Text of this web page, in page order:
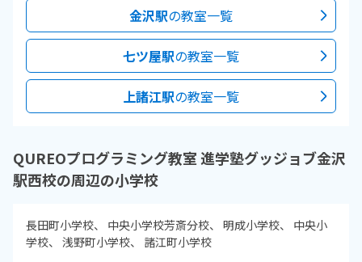
金沢駅の教室一覧
七ツ屋駅の教室一覧
上諸江駅の教室一覧
QUREOプログラミング教室 進学塾グッジョブ金沢
駅西校の周辺の小学校
長田町小学校 中央小学校芳斎分校 明成小学校
中央小
学校
浅野町小学校 諸江町小学校